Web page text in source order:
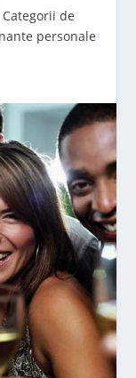
Categorii de
personale